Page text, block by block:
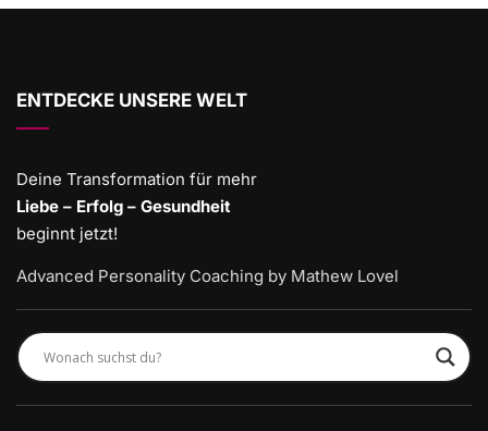
ENTDECKE UNSERE WELT
Deine Transformation für mehr
Liebe – Erfolg – Gesundheit
beginnt jetzt!
Advanced Personality Coaching by Mathew Lovel